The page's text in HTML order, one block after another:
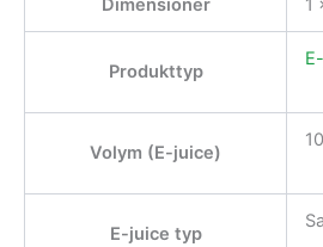
Dimensioner 1
Produkttyp
Volym (E-juice)
E-juice typ